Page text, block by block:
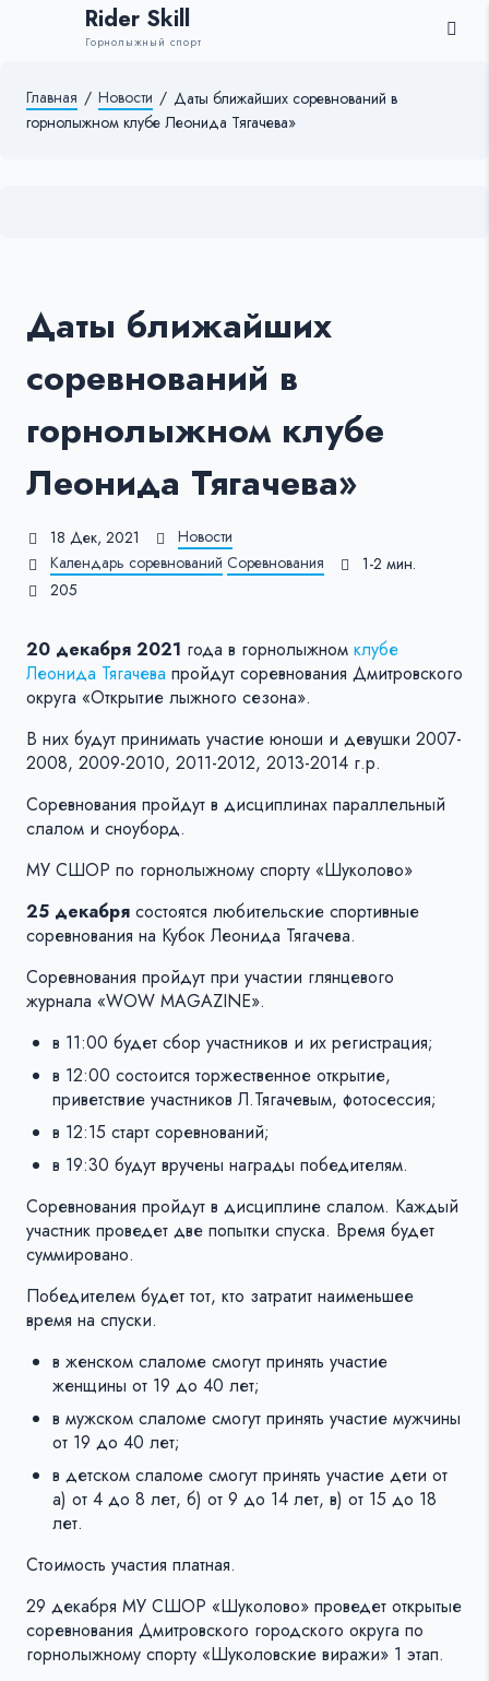
Rider Skill
Горнолыжный спорт
Главная / Новости / Даты ближайших соревнований в
горнолыжном клубе Леонида Тягачева»
Даты ближайших
соревнований в
горнолыжном клубе
Леонида Тягачева»
18 Дек, 2021
Новости
Календарь соревнований Соревнования
1-2 мин.
205
20 декабря 2021 года в горнолыжном клубе
Леонида Тягачева пройдут соревнования Дмитровского
округа «Открытие лыжного сезона».
В них будут принимать участие юноши и девушки 2007-
2008, 2009-2010, 2011-2012, 2013-2014 г.р.
Соревнования пройдут в дисциплинах параллельный
слалом и сноуборд.
МУ СШОР по горнолыжному спорту «Шуколово»
25 декабря состоятся любительские спортивные
соревнования на Кубок Леонида Тягачева.
Соревнования пройдут при участии глянцевого
журнала «WOW MAGAZINE».
в 11:00 будет сбор участников и их регистрация;
в 12:00 состоится торжественное открытие,
приветствие участников Л.Тягачевым, фотосессия;
в 12:15 старт соревнований;
в 19:30 будут вручены награды победителям.
Соревнования пройдут в дисциплине слалом. Каждый
участник проведет две попытки спуска. Время будет
суммировано.
Победителем будет тот, кто затратит наименьшее
время на спуски.
в женском слаломе смогут принять участие
женщины от 19 до 40 лет;
в мужском слаломе смогут принять участие мужчины
от 19 до 40 лет;
в детском слаломе смогут принять участие дети от
а) от 4 до 8 лет, б) от 9 до 14 лет, в) от 15 до 18
лет.
Стоимость участия платная.
29 декабря МУ СШОР «Шуколово» проведет открытые
соревнования Дмитровского городского округа по
горнолыжному спорту «Шуколовские виражи» 1 этап.